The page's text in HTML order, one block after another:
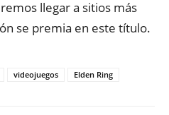
llegar a sitios más
se premia en este título.
videojuegos Elden Ring